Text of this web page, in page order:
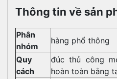
Thông tin về sản
Phân
nhóm
hàng phổ thông
Quy
cách
đúc thủ công
hoàn toàn bằng